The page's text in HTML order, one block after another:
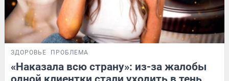
ЗДОРОВЬЕ ПРОБЛЕМА
«Наказала всю страну»: из-за жалобы